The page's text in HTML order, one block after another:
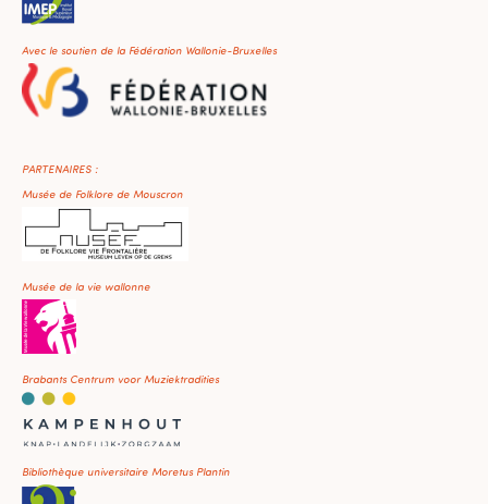
Avec le soutien de la Fédération Wallonie-Bruxelles
PARTENAIRES :
Musée de Folklore de Mouscron
Musée de la vie wallonne
Brabants Centrum voor Muziektradities
Bibliothèque universitaire Moretus Plantin